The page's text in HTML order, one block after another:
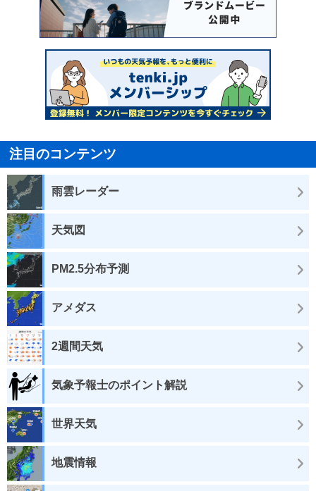
注目のコンテンツ
雨雲レーダー
天気図
PM2.5分布予測
アメダス
2週間天気
気象予報士のポイント解説
世界天気
地震情報